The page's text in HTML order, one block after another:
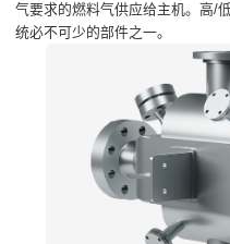
气要求的燃料气供应给主机。高/
统必不可少的部件之一。